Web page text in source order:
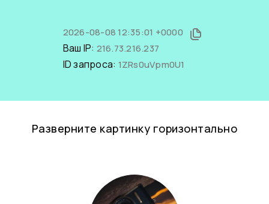
2026-08-08 12:35:01 +0000
Ваш IP: 216.73.216.237
ID запроса: 1ZRs0uVpm0U1
Разверните картинку горизонтально